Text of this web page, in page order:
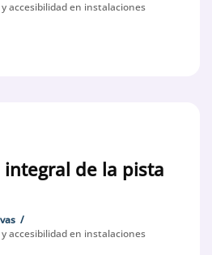
accesibilidad en instalaciones
de la pista
accesibilidad en instalaciones